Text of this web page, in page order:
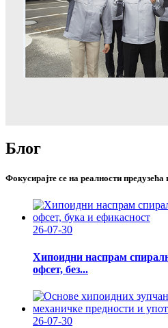
Блог
Фокусирајте се на реалности предузећа
26-07-30
Хипоидни наспрам
офсет, без...
26-07-30